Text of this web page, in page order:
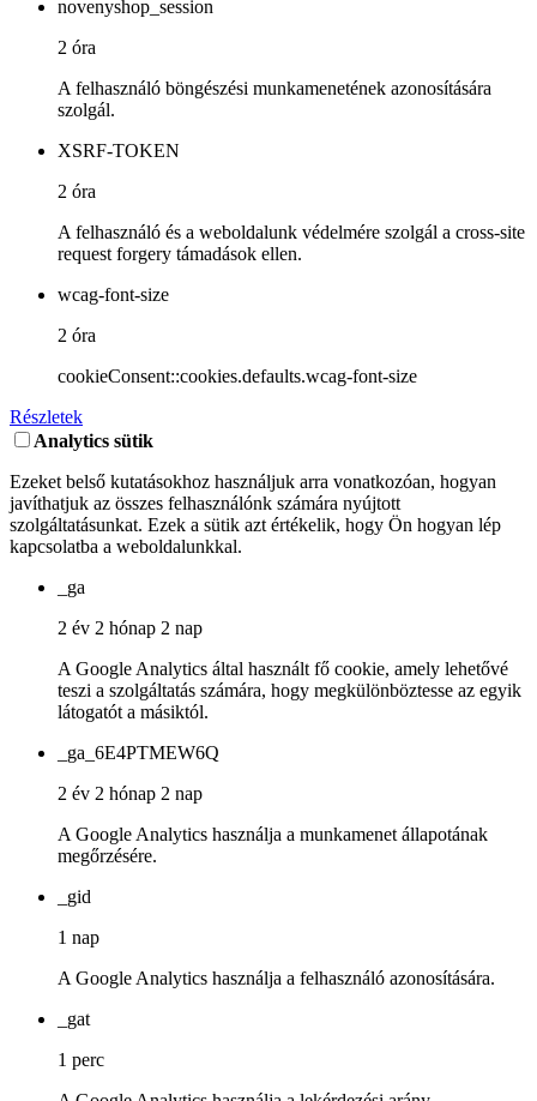
novenyshop_session
2 óra
A felhasználó böngészési munkamenetének azonosítására
szolgál.
XSRF-TOKEN
2 óra
A felhasználó és a weboldalunk védelmére szolgál a cross-site
request forgery támadások ellen.
wcag-font-size
2 óra
cookieConsent::cookies.defaults.wcag-font-size
Részletek
Analytics sütik
Ezeket belső kutatásokhoz használjuk arra vonatkozóan, hogyan
javíthatjuk az összes felhasználónk számára nyújtott
szolgáltatásunkat. Ezek a sütik azt értékelik, hogy Ön hogyan lép
kapcsolatba a weboldalunkkal.
_ga
2 év 2 hónap 2 nap
A Google Analytics által használt fő cookie, amely lehetővé
teszi a szolgáltatás számára, hogy megkülönböztesse az egyik
látogatót a másiktól.
_ga_6E4PTMEW6Q
2 év 2 hónap 2 nap
A Google Analytics használja a munkamenet állapotának
megőrzésére.
_gid
1 nap
A Google Analytics használja a felhasználó azonosítására.
_gat
1 perc